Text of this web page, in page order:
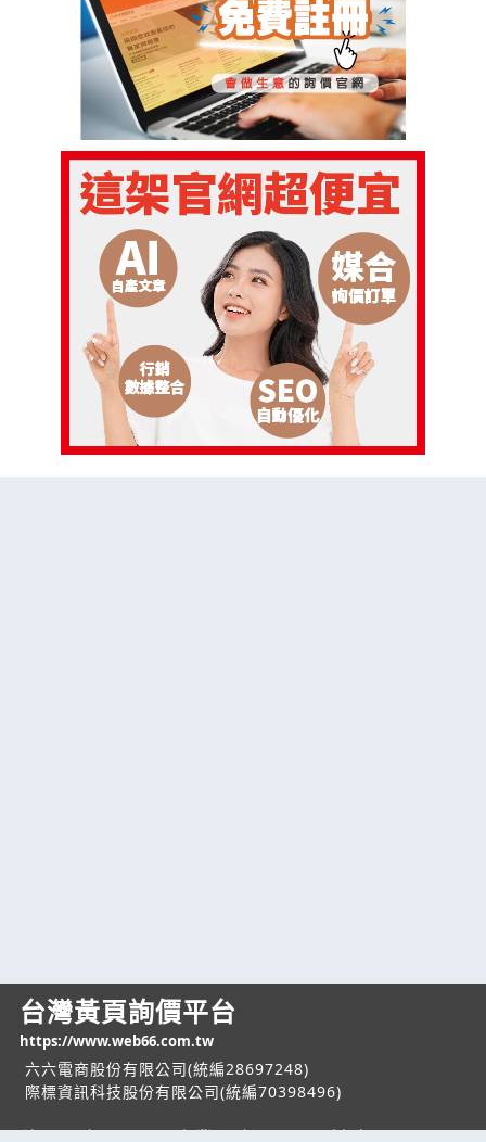
台灣黃頁詢價平台
https://www.web66.com.tw
六六電商股份有限公司(統編28697248)
際標資訊科技股份有限公司(統編70398496)